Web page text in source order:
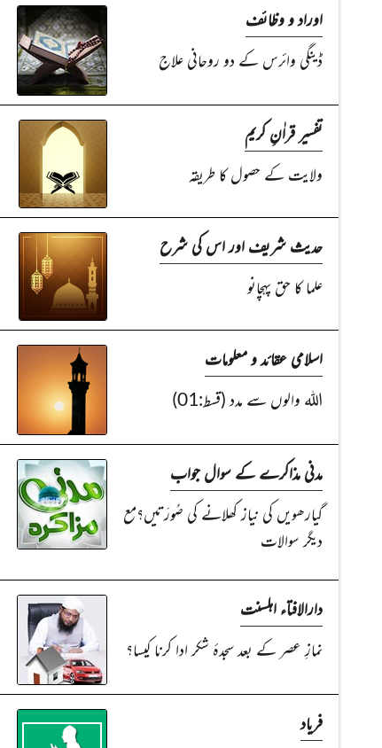
اوراد و وظائف
ڈینگی وائرس کے دو روحانی علاج
تفسیر قراٰنِ کریم
ولایت کے حصول کا طریقہ
حدیث شریف اور اس کی شرح
علما کا حق پہچانو
اسلامی عقائد و معلومات
اللہ والوں سے مدد (قسط:01)
مدنی مذاکرے کے سوال جواب
گیارھویں کی نیاز کھلانے کی صُورَتیں؟مع
دیگر سوالات
دارالافتاء اہلسنت
نمازِ عصر کے بعد سجدۂ شکر ادا کرنا کیسا؟
فریاد